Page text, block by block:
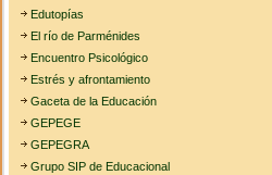
Edutopías
El río de Parménides
Encuentro Psicológico
Estrés y afrontamiento
Gaceta de la Educación
GEPEGE
GEPEGRA
Grupo SIP de Educacional